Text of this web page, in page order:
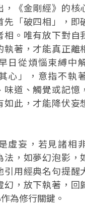
，《金剛經》的核
「破四相」，即
相。唯有放下對自
執著，才能真正離
日從煩惱束縛中
心」，意指不執
味道、觸覺或記憶
如此，才能降伏妄
虛妄，若見諸相
，如夢幻泡影，
引用經典名句提醒
，放下執著，回
為修行關鍵。